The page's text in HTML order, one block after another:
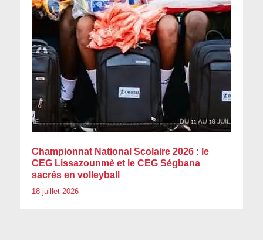
Championnat National Scolaire 2026 : le
CEG Lissazounmè et le CEG Ségbana
sacrés en volleyball
18 juillet 2026